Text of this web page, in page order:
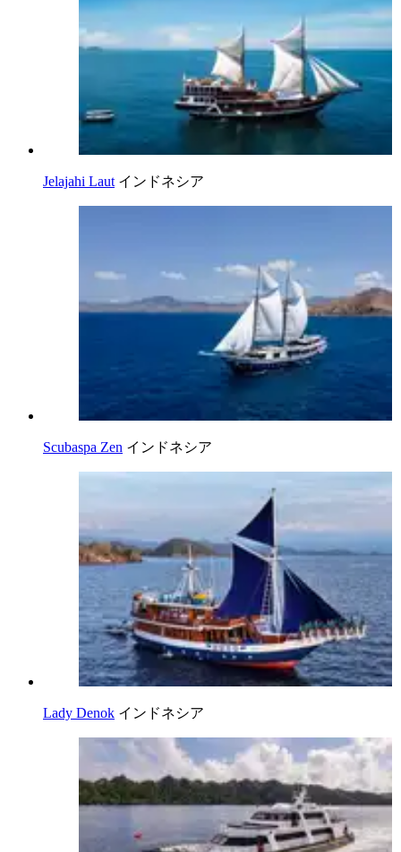
Jelajahi Laut インドネシア
Scubaspa Zen インドネシア
Lady Denok インドネシア